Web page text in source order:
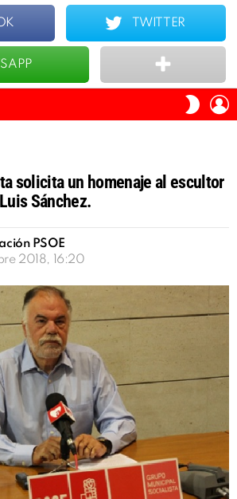
SKIN
solicita un homenaje al escultor
Sánchez.
PSOE
2018, 16:20
TWITTER